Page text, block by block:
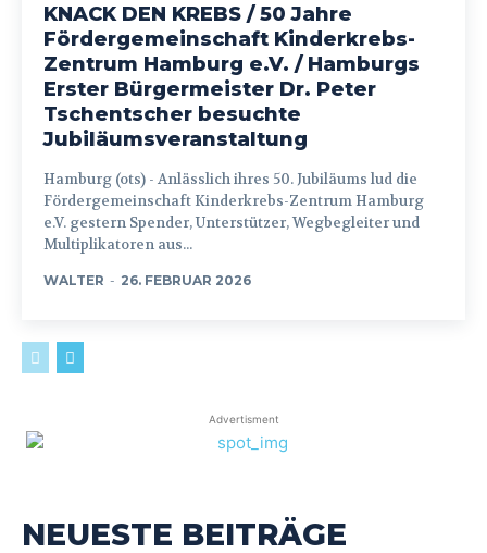
KNACK DEN KREBS / 50 Jahre
Fördergemeinschaft Kinderkrebs-
Zentrum Hamburg e.V. / Hamburgs
Erster Bürgermeister Dr. Peter
Tschentscher besuchte
Jubiläumsveranstaltung
Hamburg (ots) - Anlässlich ihres 50. Jubiläums lud die
Fördergemeinschaft Kinderkrebs-Zentrum Hamburg
e.V. gestern Spender, Unterstützer, Wegbegleiter und
Multiplikatoren aus...
WALTER - 26. FEBRUAR 2026
Advertisment
NEUESTE BEITRÄGE